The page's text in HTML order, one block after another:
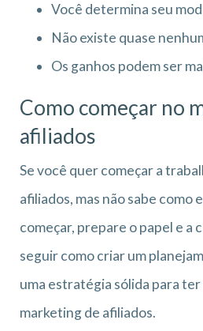
Você determina seu
Não existe quase
Os ganhos podem ser
Como começar no
afiliados
Se você quer começar a
afiliados, mas não sabe como
começar, prepare o papel e a
seguir como criar um
uma estratégia sólida para
marketing de afiliados.